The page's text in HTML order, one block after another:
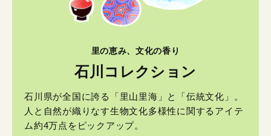
里の恵み、文化の香り
石川コレクション
石川県が全国に誇る「里山里海」と「伝統文化」。
人と自然が織りなす生物文化多様性に関するアイテ
ム約4万点をピックアップ。